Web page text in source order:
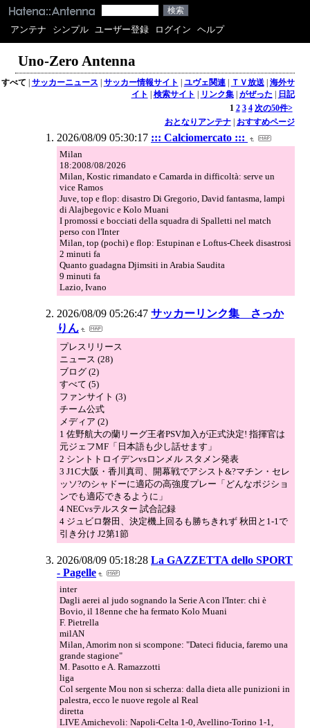
アンテナ シンプル ユーザー登録 ログイン ヘルプ
Uno-Zero Antenna
すべて | サッカーニュース | サッカー情報サイト | ユヴェ関連| ＴＶ放送| 海外サ
イト | 検索サイト | リンク集| がぜった | 日記
1 2 3 4 次の50件>
おとなりアンテナ| おすすめページ
2026/08/09 05:30:17 ::: Calciomercato :::
Milan
18:2008/08/2026
Milan, Kostic rimandato e Camarda in difficoltà: serve un
vice Ramos
Juve, top e flop: disastro Di Gregorio, David fantasma, lampi
di Alajbegovic e Kolo Muani
I promossi e bocciati della squadra di Spalletti nel match
perso con l'Inter
Milan, top (pochi) e flop: Estupinan e Loftus-Cheek disastrosi
2 minuti fa
Quanto guadagna Djimsiti in Arabia Saudita
9 minuti fa
Lazio, Ivano
2026/08/09 05:26:47 サッカーリンク集 さっか
りん
プレスリリース
ニュース (28)
ブログ (2)
すべて (5)
ファンサイト (3)
チーム公式
メディア (2)
1 佐野航大の蘭リーグ王者PSV加入が正式決定! 指揮官は
元ジェフMF「日本語も少し話せます」
2 シントトロイデンvsロンメル スタメン発表
3 J1C大阪・香川真司、開幕戦でアシスト&?マチン・セレ
ッソ?のシャドーに適応の高強度プレー「どんなポジショ
ンでも適応できるように」
4 NECvsテルスター 試合記録
4 ジュビロ磐田、決定機上回るも勝ちきれず 秋田と1-1で
引き分け J2第1節
2026/08/09 05:18:28 La GAZZETTA dello SPORT
- Pagelle
inter
Dagli aerei al judo sognando la Serie A con l'Inter: chi è
Bovio, il 18enne che ha fermato Kolo Muani
F. Pietrella
milAN
Milan, Amorim non si scompone: "Dateci fiducia, faremo una
grande stagione"
M. Pasotto e A. Ramazzotti
liga
Col sergente Mou non si scherza: dalla dieta alle punizioni in
palestra, ecco le nuove regole al Real
diretta
LIVE Amichevoli: Napoli-Celta 1-0, Avellino-Torino 1-1,